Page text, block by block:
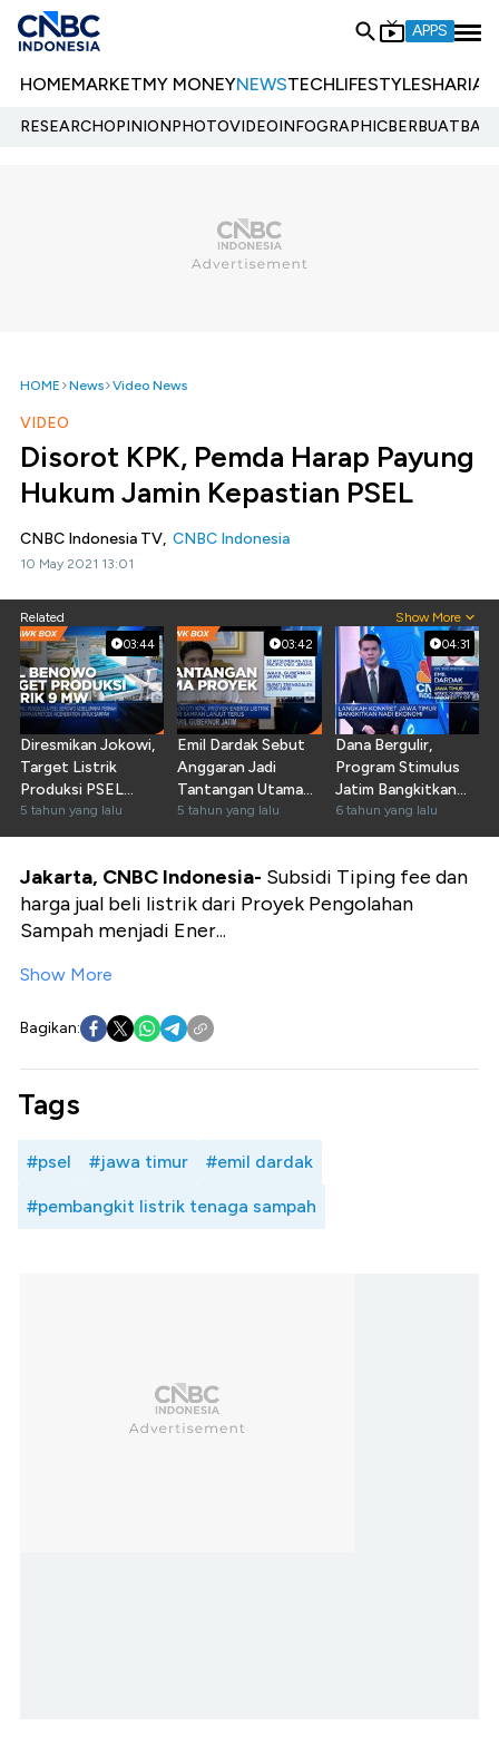
APPS
HOMEMARKETMY MONEYNEWSTECHLIFESTYLESHARIA
RESEARCHOPINIONPHOTOVIDEOINFOGRAPHIC
HOME News Video News
VIDEO
Disorot KPK, Pemda Harap Payung
Hukum Jamin Kepastian PSEL
CNBC Indonesia TV, CNBC Indonesia
10 May 2021 13:01
Related Show More
03:44
Diresmikan Jokowi,
Target Listrik
Produksi PSEL
Benowo 9 MW
5 tahun yang lalu
03:42
Emil Dardak Sebut
Anggaran Jadi
Tantangan Utama
Proyek PSEL
5 tahun yang lalu
04:31
Dana Bergulir,
Program Stimulus
Jatim Bangkitkan
Nadi Ekonomi
6 tahun yang lalu
Jakarta, CNBC Indonesia- Subsidi Tiping fee dan
harga jual beli listrik dari Proyek Pengolahan
Sampah menjadi Ener...
Show More
Bagikan:
Tags
#psel #jawa timur #emil dardak
#pembangkit listrik tenaga sampah